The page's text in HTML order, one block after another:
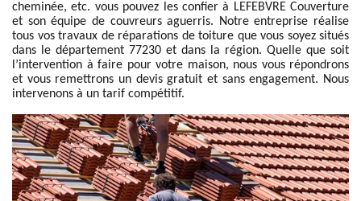
cheminée, etc. vous pouvez les confier à LEFEBVRE Couverture
et son équipe de couvreurs aguerris. Notre entreprise réalise
tous vos travaux de réparations de toiture que vous soyez situés
dans le département 77230 et dans la région. Quelle que soit
l’intervention à faire pour votre maison, nous vous répondrons
et vous remettrons un devis gratuit et sans engagement. Nous
intervenons à un tarif compétitif.